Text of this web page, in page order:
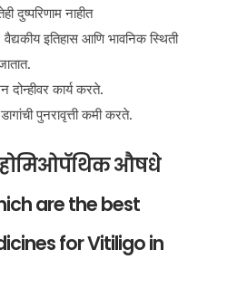
दुष्परिणाम नाहीत
इतिहास आणि भावनिक स्थिती
कार्य करते.
पुनरावृत्ती कमी करते.
होमिओपॅथिक औषधे
are the best
for Vitiligo in